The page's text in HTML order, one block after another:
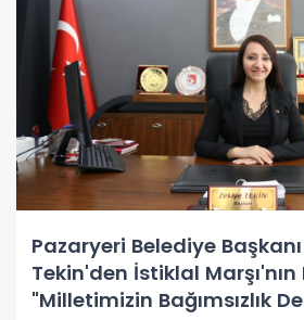
Pazaryeri Belediye
Tekin'den İstiklal Marşı'nın
"Milletimizin Bağımsızlık